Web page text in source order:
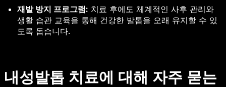
재발 방지 프로그램: 치료 후에도 체계적인 사후 관리와
생활 습관 교육을 통해 건강한 발톱을 오래 유지할 수 있
도록 돕습니다.
내성발톱 치료에 대해 자주 묻는